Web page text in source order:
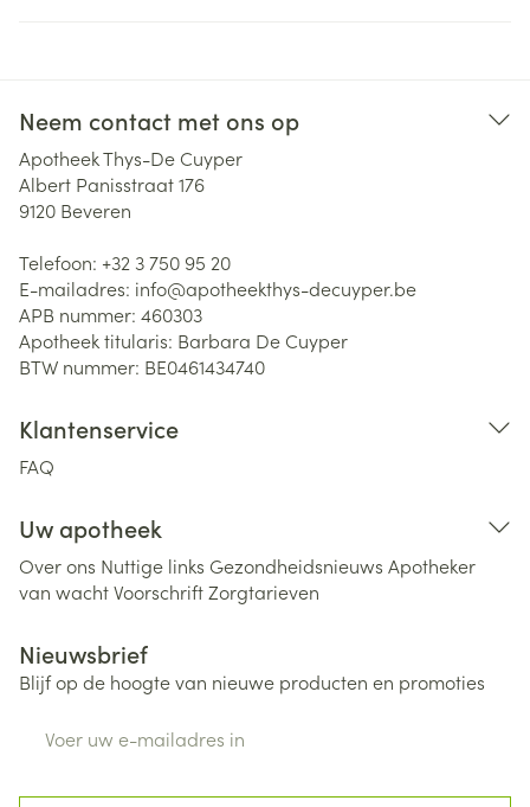
Neem contact met ons op
Apotheek Thys-De Cuyper
Albert Panisstraat 176
9120 Beveren
Telefoon: +32 3 750 95 20
E-mailadres: info@apotheekthys-decuyper.be
APB nummer: 460303
Apotheek titularis: Barbara De Cuyper
BTW nummer: BE0461434740
Klantenservice
FAQ
Uw apotheek
Over ons Nuttige links Gezondheidsnieuws Apotheker
van wachtVoorschriftZorgtarieven
Nieuwsbrief
Blijf op de hoogte van nieuwe producten en promoties